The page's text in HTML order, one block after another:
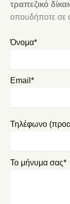
τραπεζικό
οπουδήποτε σε
Όνομα*
Email*
Τηλέφωνο
Το μήνυμα σας*